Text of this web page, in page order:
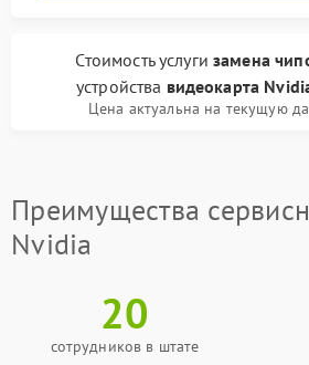
Стоимость услугизамена
устройства видеокарта
Цена актуальна на текущую
Преимущества
Nvidia
20
сотрудников в штате